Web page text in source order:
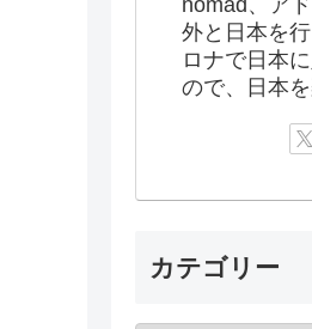
外と日本を
ロナで日本
ので、日本
カテゴリー